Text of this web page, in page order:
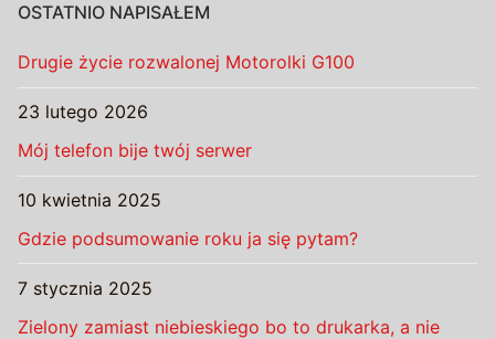
OSTATNIO NAPISAŁEM
Drugie życie rozwalonej Motorolki G100
23 lutego 2026
Mój telefon bije twój serwer
10 kwietnia 2025
Gdzie podsumowanie roku ja się pytam?
7 stycznia 2025
Zielony zamiast niebieskiego bo to drukarka, a nie